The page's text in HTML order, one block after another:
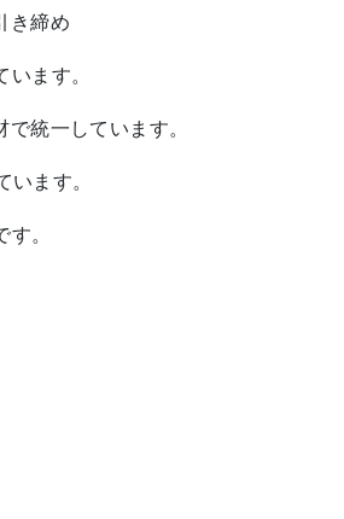
き締め
ます。
統一しています。
います。
。